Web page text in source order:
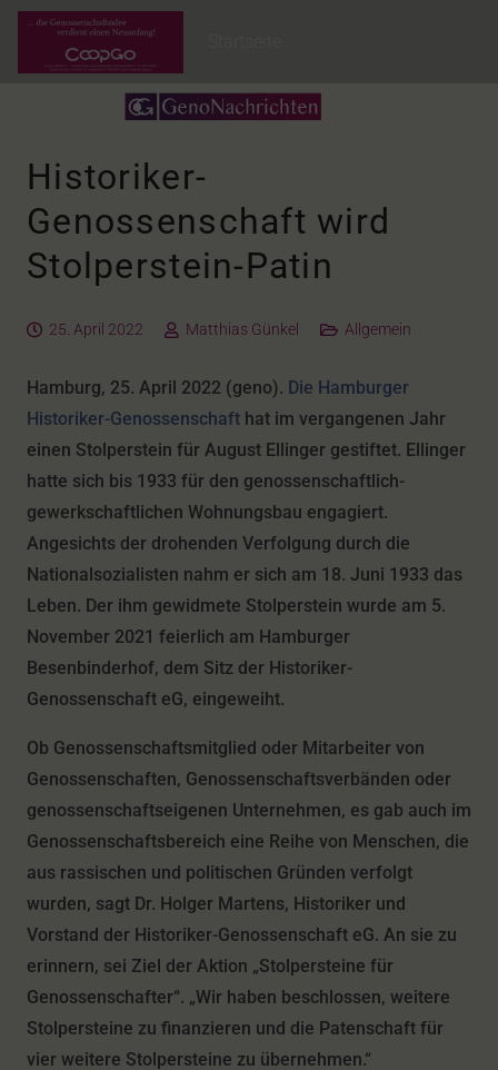
Historiker-
Genossenschaft wird
Stolperstein-Patin
25. April 2022 Matthias Günkel Allgemein
Hamburg, 25. April 2022 (geno). Die Hamburger
Historiker-Genossenschaft hat im vergangenen Jahr
einen Stolperstein für August Ellinger gestiftet. Ellinger
hatte sich bis 1933 für den genossenschaftlich-
gewerkschaftlichen Wohnungsbau engagiert.
Angesichts der drohenden Verfolgung durch die
Nationalsozialisten nahm er sich am 18. Juni 1933 das
Leben. Der ihm gewidmete Stolperstein wurde am 5.
November 2021 feierlich am Hamburger
Besenbinderhof, dem Sitz der Historiker-
Genossenschaft eG, eingeweiht.
Ob Genossenschaftsmitglied oder Mitarbeiter von
Genossenschaften, Genossenschaftsverbänden oder
genossenschaftseigenen Unternehmen, es gab auch im
Genossenschaftsbereich eine Reihe von Menschen, die
aus rassischen und politischen Gründen verfolgt
wurden, sagt Dr. Holger Martens, Historiker und
Vorstand der Historiker-Genossenschaft eG. An sie zu
erinnern, sei Ziel der Aktion „Stolpersteine für
Genossenschafter“. „Wir haben beschlossen, weitere
Stolpersteine zu finanzieren und die Patenschaft für
vier weitere Stolpersteine zu übernehmen.“